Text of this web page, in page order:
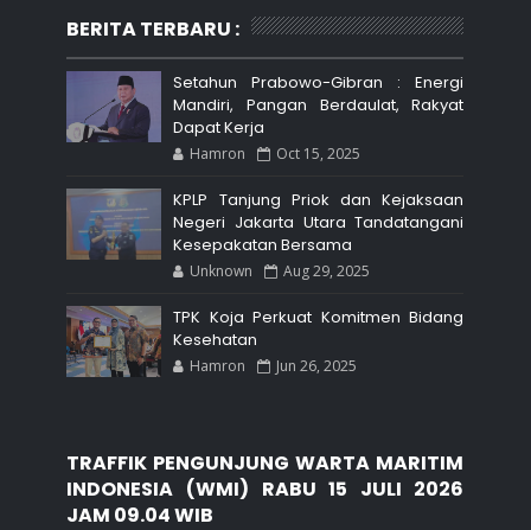
BERITA TERBARU :
Setahun Prabowo-Gibran : Energi
Mandiri, Pangan Berdaulat, Rakyat
Dapat Kerja
Hamron Oct 15, 2025
KPLP Tanjung Priok dan Kejaksaan
Negeri Jakarta Utara Tandatangani
Kesepakatan Bersama
Unknown Aug 29, 2025
TPK Koja Perkuat Komitmen Bidang
Kesehatan
Hamron Jun 26, 2025
TRAFFIK PENGUNJUNG WARTA MARITIM
INDONESIA (WMI) RABU 15 JULI 2026
JAM 09.04 WIB